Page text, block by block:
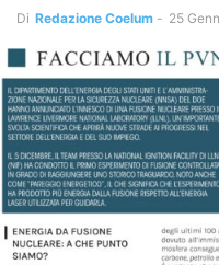
Di Redazione Coelum - 25